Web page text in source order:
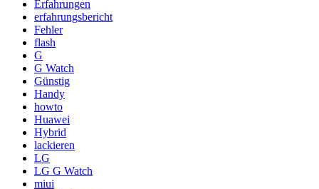
Erfahrungen
erfahrungsbericht
Fehler
flash
G
G Watch
Günstig
Handy
howto
Huawei
Hybrid
lackieren
LG
LG G Watch
miui